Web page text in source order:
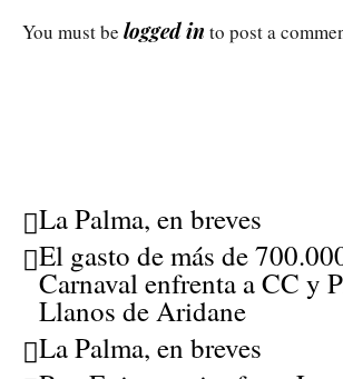
You must be logged in to post a
La Palma, en breves
El gasto de más de
Carnaval enfrenta a CC y
Llanos de Aridane
La Palma, en breves